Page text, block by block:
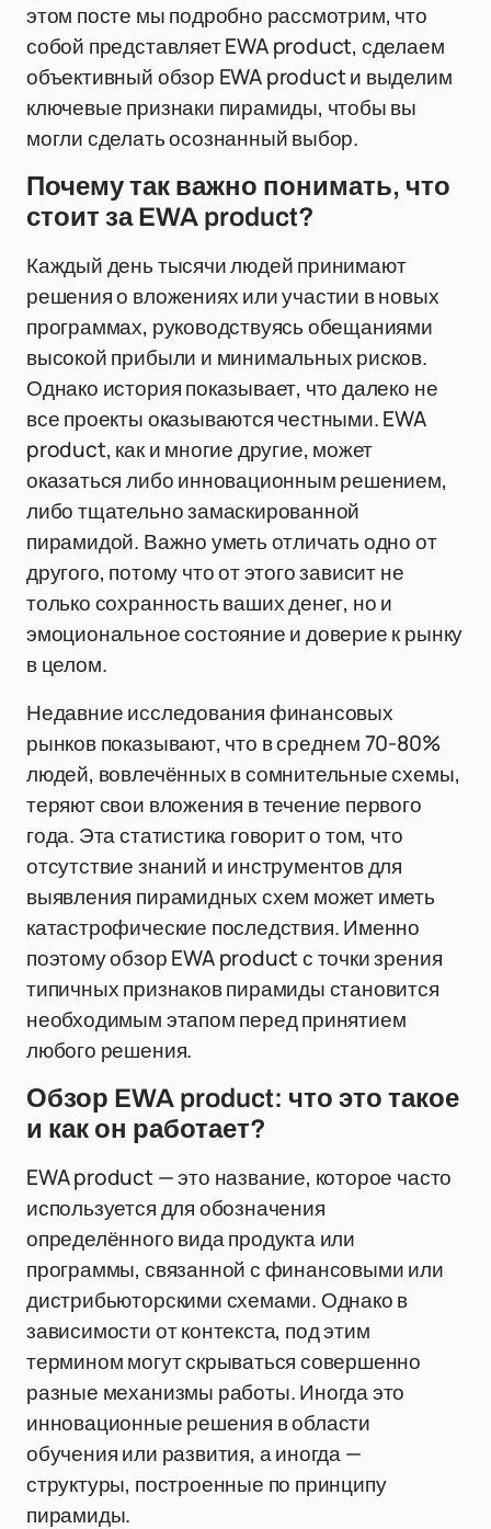
этом посте мы подробно рассмотрим, что
собой представляет EWA product, сделаем
объективный обзор EWA product и выделим
ключевые признаки пирамиды, чтобы вы
могли сделать осознанный выбор.
Почему так важно понимать, что
стоит за EWA product?
Каждый день тысячи людей принимают
решения о вложениях или участии в новых
программах, руководствуясь обещаниями
высокой прибыли и минимальных рисков.
Однако история показывает, что далеко не
все проекты оказываются честными. EWA
product, как и многие другие, может
оказаться либо инновационным решением,
либо тщательно замаскированной
пирамидой. Важно уметь отличать одно от
другого, потому что от этого зависит не
только сохранность ваших денег, но и
эмоциональное состояние и доверие к рынку
в целом.
Недавние исследования финансовых
рынков показывают, что в среднем 70-80%
людей, вовлечённых в сомнительные схемы,
теряют свои вложения в течение первого
года. Эта статистика говорит о том, что
отсутствие знаний и инструментов для
выявления пирамидных схем может иметь
катастрофические последствия. Именно
поэтому обзор EWA product с точки зрения
типичных признаков пирамиды становится
необходимым этапом перед принятием
любого решения.
Обзор EWA product: что это такое
и как он работает?
EWA product — это название, которое часто
используется для обозначения
определённого вида продукта или
программы, связанной с финансовыми или
дистрибьюторскими схемами. Однако в
зависимости от контекста, под этим
термином могут скрываться совершенно
разные механизмы работы. Иногда это
инновационные решения в области
обучения или развития, а иногда —
структуры, построенные по принципу
пирамиды.